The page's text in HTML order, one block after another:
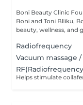
Boni Beauty Clinic Founded by husband-and-wife team Irena
Boni and Toni Blliku,
beauty, wellness, and
Radiofrequency
Vacuum massage
Helps stimulate